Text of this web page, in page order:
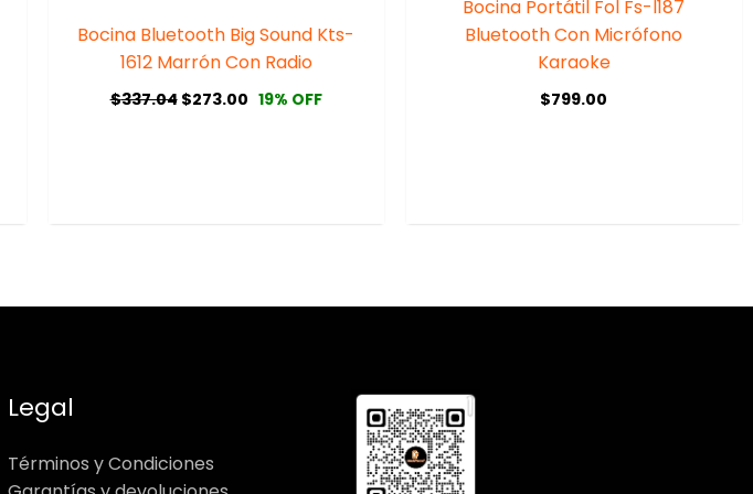
Bocina Bluetooth Big Sound Kts-
1612 Marrón Con Radio
$337.04 $273.00 19% OFF
Bocina Portátil Fol Fs-l187
Bluetooth Con Micrófono
Karaoke
$799.00
Legal
Términos y Condiciones